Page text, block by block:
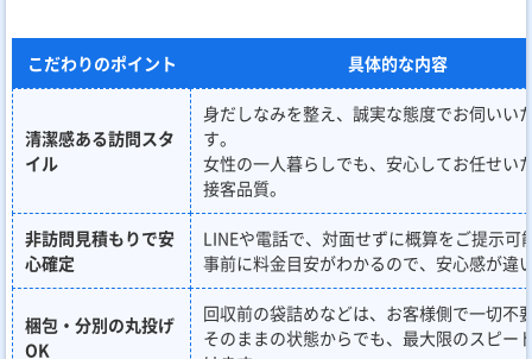
こだわりのポイント 具体的な内容
清潔感ある訪問スタ
イル
身だしなみを整え、誠実な態度でお伺いい
す。
女性の一人暮らしでも、安心してお任せい
接客品質。
非訪問見積もりで安
心確定
LINEや電話で、対面せずに概算をご提示可
事前に料金目安がわかるので、安心感が違
梱包・分別の丸投げ
OK
回収前の袋詰めなどは、お客様側で一切不
そのままの状態からでも、最大限のスピー